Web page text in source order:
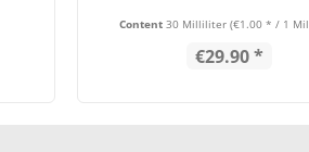
Content 30 Milliliter (€1.00 * / 1
€29.90 *